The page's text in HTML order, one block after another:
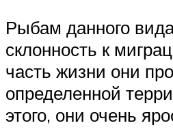
Рыбам данного
склонность к
часть жизни они
определенной
этого, они очень